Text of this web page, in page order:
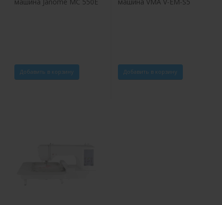
Добавить в корзину Добавить в корзину